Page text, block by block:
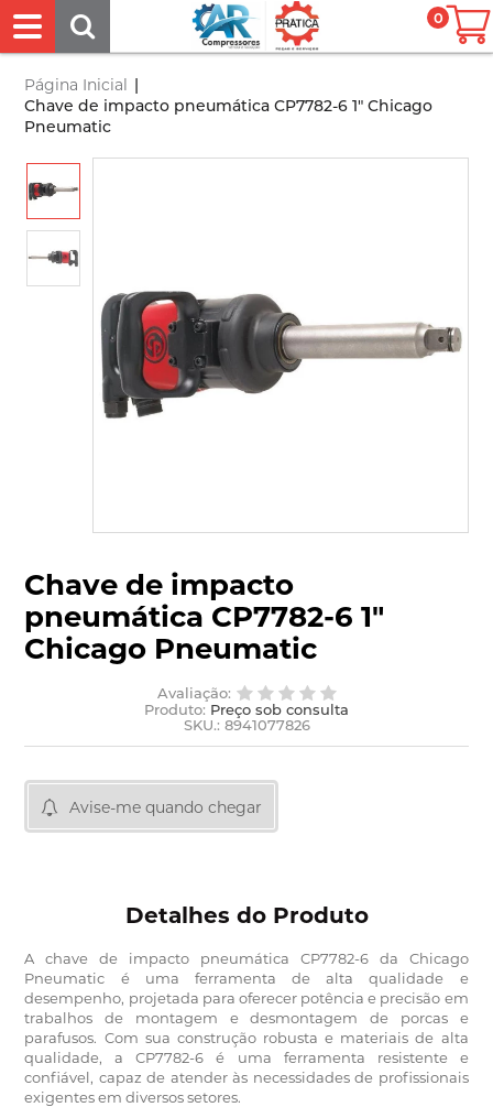
0
Página Inicial |
Chave de impacto pneumática CP7782-6 1" Chicago
Pneumatic
Chave de impacto
pneumática CP7782-6 1"
Chicago Pneumatic
Avaliação:
Produto: Preço sob consulta
SKU.: 8941077826
Avise-me quando chegar
Detalhes do Produto
A chave de impacto pneumática CP7782-6 da Chicago
Pneumatic é uma ferramenta de alta qualidade e
desempenho, projetada para oferecer potência e precisão em
trabalhos de montagem e desmontagem de porcas e
parafusos. Com sua construção robusta e materiais de alta
qualidade, a CP7782-6 é uma ferramenta resistente e
confiável, capaz de atender às necessidades de profissionais
exigentes em diversos setores.